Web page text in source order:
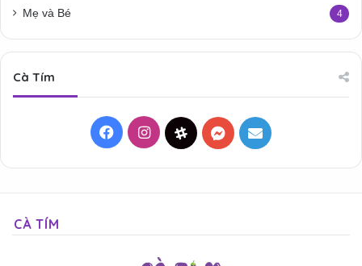
Mẹ và Bé 4
Cà Tím
FacebookInstagramThreadsMessenger
Mail
CÀ TÍM